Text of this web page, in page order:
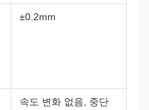
±0.2mm
속도 변화 없음, 중단